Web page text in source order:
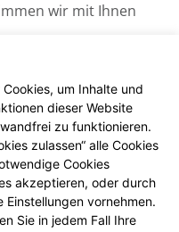
wir mit Ihnen
um Inhalte und
dieser Website
zu funktionieren.
zulassen“ alle Cookies
Cookies
akzeptieren, oder durch
vornehmen.
Sie in jedem Fall Ihre